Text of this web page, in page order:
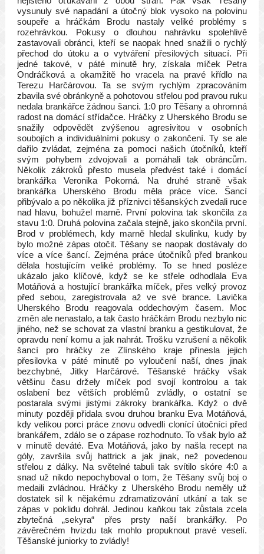
vysunuly své napadání a útočný blok vysoko na polovinu
soupeře a hráčkám Brodu nastaly veliké problémy s
rozehrávkou. Pokusy o dlouhou nahrávku spolehlivě
zastavovali obránci, kteří se naopak hned snažili o rychlý
přechod do útoku a o vytváření přesilových situací. Při
jedné takové, v páté minutě hry, získala míček Petra
Ondráčková a okamžitě ho vracela na pravé křídlo na
Terezu Harčárovou. Ta se svým rychlým zpracováním
zbavila své obránkyně a pohotovou střelou pod pravou ruku
nedala brankářce žádnou šanci. 1:0 pro Těšany a ohromná
radost na domácí střídačce. Hráčky z Uherského Brodu se
snažily odpovědět zvýšenou agresivitou v osobních
soubojích a individuálními pokusy o zakončení. Ty se ale
dařilo zvládat, zejména za pomoci našich útočníků, kteří
svým pohybem zdvojovali a pomáhali tak obráncům.
Několik zákroků přesto musela předvést také i domácí
brankářka Veronika Pokorná. Na druhé straně však
brankářka Uherského Brodu měla práce více. Šancí
přibývalo a po několika již příznivci těšanských zvedali ruce
nad hlavu, bohužel marně. První polovina tak skončila za
stavu 1:0. Druhá polovina začala stejně, jako skončila první.
Brod v problémech, kdy marně hledal skulinku, kudy by
bylo možné zápas otočit. Těšany se naopak dostávaly do
více a více šancí. Zejména práce útočníků před brankou
dělala hostujícím veliké problémy. To se hned posléze
ukázalo jako klíčové, když se ke střele odhodlala Eva
Motáňová a hostující brankářka míček, přes velký provoz
před sebou, zaregistrovala až ve své brance. Lavička
Uherského Brodu reagovala oddechovým časem. Moc
změn ale nenastalo, a tak často hráčkám Brodu nezbylo nic
jiného, než se schovat za vlastní branku a gestikulovat, že
opravdu není komu a jak nahrát. Trošku vzrušení a několik
šancí pro hráčky ze Zlínského kraje přinesla jejich
přesilovka v páté minutě po vyloučení naší, dnes jinak
bezchybné, Jitky Harčárové. Těšanské hráčky však
většinu času držely míček pod svojí kontrolou a tak
oslabení bez větších problémů zvládly, o ostatní se
postarala svými jistými zákroky brankářka. Když o dvě
minuty později přidala svou druhou branku Eva Motáňová,
kdy velikou porci práce znovu odvedli clonící útočníci před
brankářem, zdálo se o zápase rozhodnuto. To však bylo až
v minutě deváté. Eva Motáňová, jako by našla recept na
góly, završila svůj hattrick a jak jinak, než povedenou
střelou z dálky. Na světelné tabuli tak svítilo skóre 4:0 a
snad už nikdo nepochyboval o tom, že Těšany svůj boj o
medaili zvládnou. Hráčky z Uherského Brodu neměly už
dostatek sil k nějakému zdramatizování utkání a tak se
zápas v poklidu dohrál. Jedinou kaňkou tak zůstala zcela
zbytečná „sekyra“ přes prsty naší brankářky. Po
závěrečném hvizdu tak mohlo propuknout pravé veselí.
Těšanské juniorky to zvládly!